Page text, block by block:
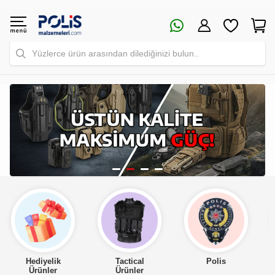
Yüzlerce ürün arasından dilediğinizi bulun..
Tactical
Ürünler
Polis Asker